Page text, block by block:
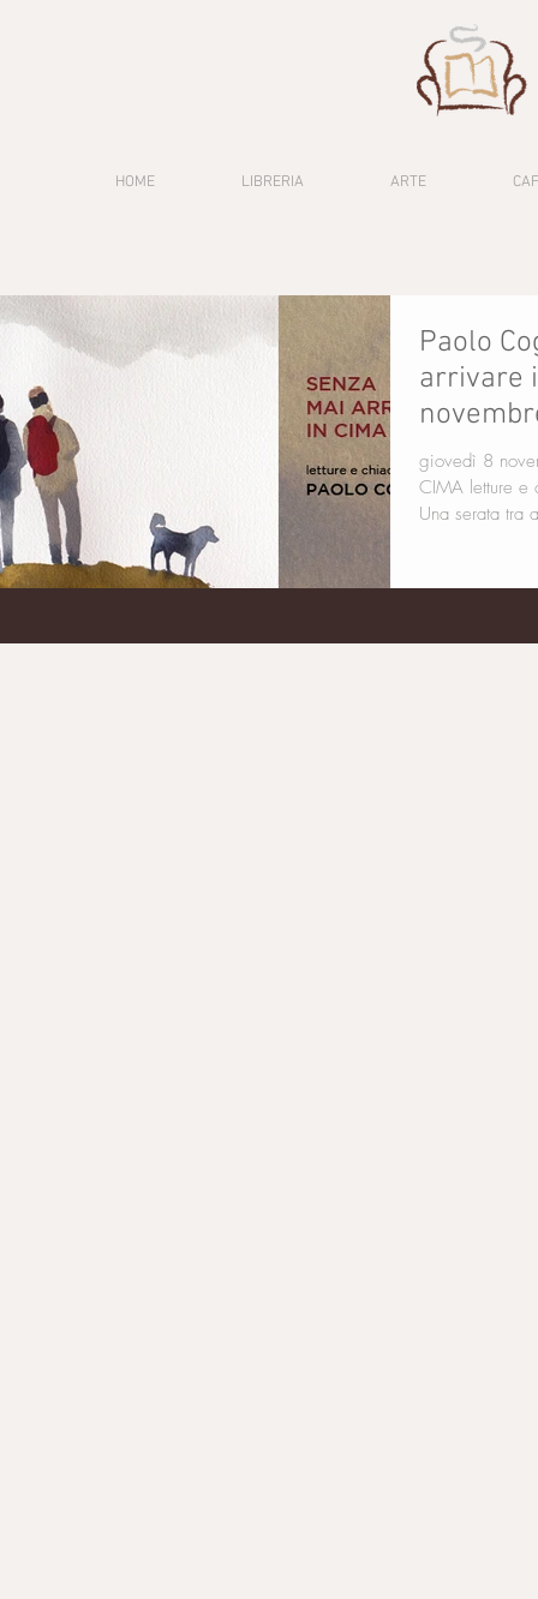
HOME LIBRERIA ARTE
Paolo
arrivare
giovedì 8 novembre ore 19
CIMA letture e chiacchiere con Paolo Cognetti Einaudi
Una serata